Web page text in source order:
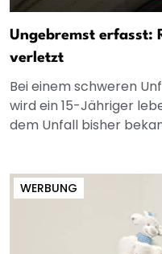
Ungebremst erfasst:
verletzt
Bei einem schweren
wird ein 15-Jähriger
dem Unfall bisher
WERBUNG